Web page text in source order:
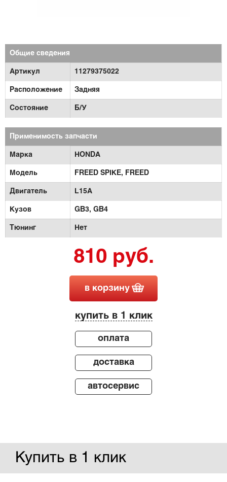
Общие сведения
Артикул 11279375022
Расположение Задняя
Состояние Б/У
Применимость запчасти
Марка HONDA
Модель FREED SPIKE, FREED
Двигатель L15A
Кузов GB3, GB4
Тюнинг Нет
810 руб.
в корзину
купить в 1 клик
оплата
доставка
автосервис
Купить в 1 клик